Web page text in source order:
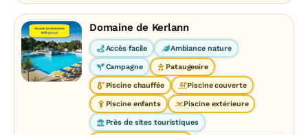
Domaine de Kerlann
Accès facile Ambiance nature
Campagne Pataugeoire
Piscine chauffée Piscine couverte
Piscine enfants Piscine extérieure
Près de sites touristiques